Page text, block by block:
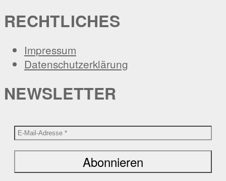
RECHTLICHES
Impressum
Datenschutzerklärung
NEWSLETTER